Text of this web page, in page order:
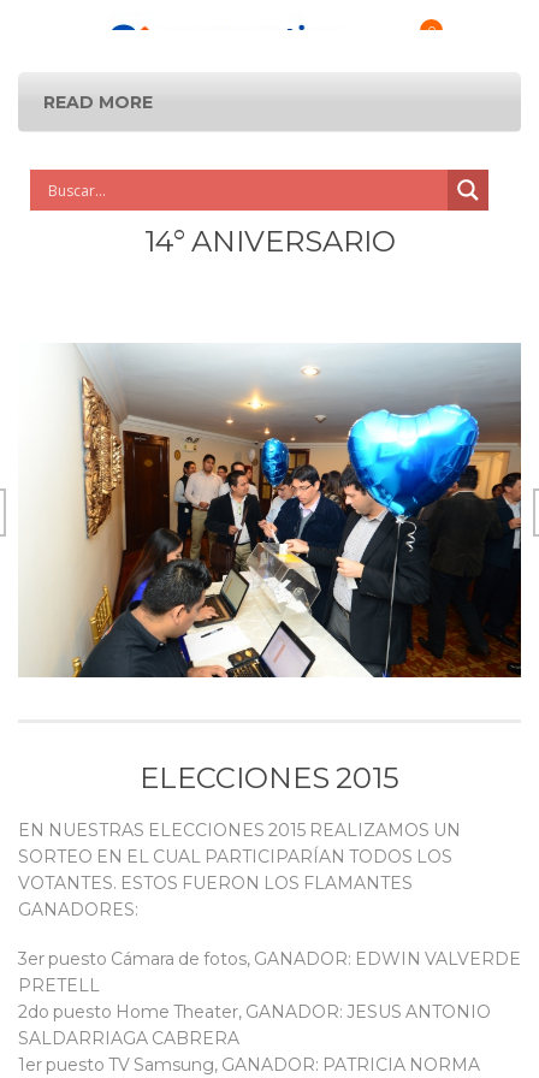
0
READ MORE
14° ANIVERSARIO
ELECCIONES 2015
EN NUESTRAS ELECCIONES 2015 REALIZAMOS UN
SORTEO EN EL CUAL PARTICIPARÍAN TODOS LOS
VOTANTES. ESTOS FUERON LOS FLAMANTES
GANADORES:
3er puesto Cámara de fotos, GANADOR: EDWIN VALVERDE
PRETELL
2do puesto Home Theater, GANADOR: JESUS ANTONIO
SALDARRIAGA CABRERA
1er puesto TV Samsung, GANADOR: PATRICIA NORMA